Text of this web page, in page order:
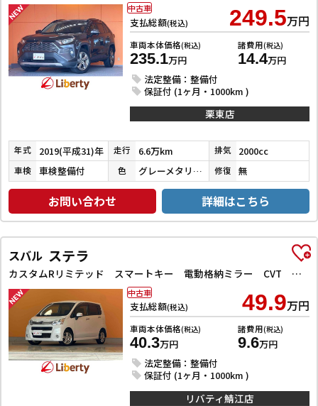
支払総額(税込) 249.5万円
車両本体価格(税込)
235.1万円
諸費用(税込)
14.4万円
法定整備：整備付
保証付 (1ヶ月・1000km )
中古車
栗東店
年式 2019(平成31)年 走行 6.6万km 排気 2000cc
車検 車検整備付 色 グレーメタリック 修復 無
お問い合わせ 詳細はこちら
スバル ステラ
カスタムRリミテッド スマートキー 電動格納ミラー CVT 盗難防止システム ABS CD ミュージックプレイヤー接続可 アルミホイール エアコン パワーステアリング パワーウィンドウ
支払総額(税込) 49.9万円
車両本体価格(税込)
40.3万円
諸費用(税込)
9.6万円
法定整備：整備付
保証付 (1ヶ月・1000km )
中古車
リバティ鯖江店